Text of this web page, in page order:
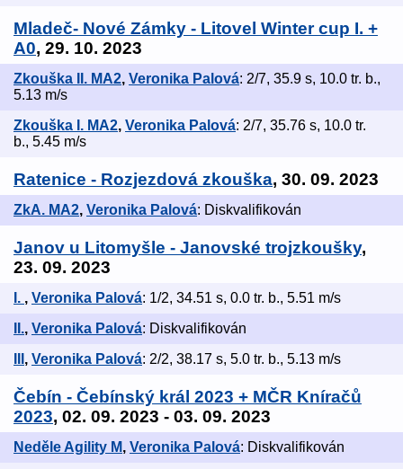
Mladeč- Nové Zámky - Litovel Winter cup I. +
A0, 29. 10. 2023
Zkouška II. MA2, Veronika Palová: 2/7, 35.9 s, 10.0 tr. b.,
5.13 m/s
Zkouška I. MA2, Veronika Palová: 2/7, 35.76 s, 10.0 tr.
b., 5.45 m/s
Ratenice - Rozjezdová zkouška, 30. 09. 2023
ZkA. MA2, Veronika Palová: Diskvalifikován
Janov u Litomyšle - Janovské trojzkoušky,
23. 09. 2023
I. , Veronika Palová: 1/2, 34.51 s, 0.0 tr. b., 5.51 m/s
II., Veronika Palová: Diskvalifikován
, Veronika Palová: 2/2, 38.17 s, 5.0 tr. b., 5.13 m/s
Čebín - Čebínský král 2023 + MČR Kníračů
2023, 02. 09. 2023 - 03. 09. 2023
Neděle Agility M, Veronika Palová: Diskvalifikován